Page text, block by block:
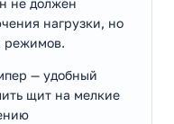
не должен
нагрузки, но
режимов.
— удобный
щит на мелкие